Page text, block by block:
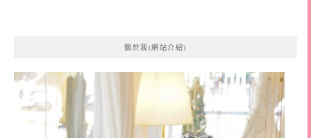
關於我(網站介紹)